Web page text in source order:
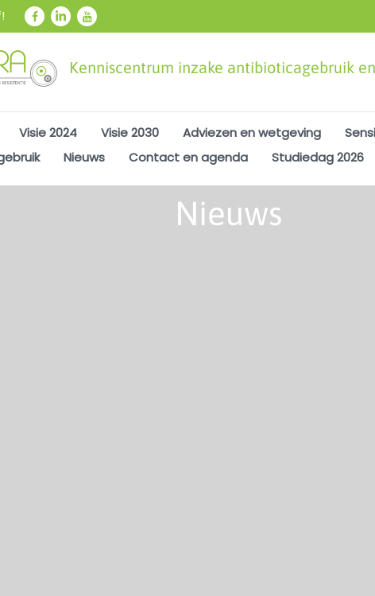
Kenniscentrum inzake antibioticagebruik
Visie 2024 Visie 2030 Adviezen en wetgeving
Nieuws Contact en agenda Studiedag 2026
Nieuws